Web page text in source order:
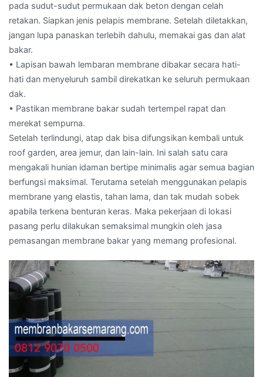
pada sudut-sudut permukaan dak beton dengan celah
retakan. Siapkan jenis pelapis membrane. Setelah diletakkan,
jangan lupa panaskan terlebih dahulu, memakai gas dan alat
bakar.
• Lapisan bawah lembaran membrane dibakar secara hati-
hati dan menyeluruh sambil direkatkan ke seluruh permukaan
dak.
• Pastikan membrane bakar sudah tertempel rapat dan
merekat sempurna.
Setelah terlindungi, atap dak bisa difungsikan kembali untuk
roof garden, area jemur, dan lain-lain. Ini salah satu cara
mengakali hunian idaman bertipe minimalis agar semua bagian
berfungsi maksimal. Terutama setelah menggunakan pelapis
membrane yang elastis, tahan lama, dan tak mudah sobek
apabila terkena benturan keras. Maka pekerjaan di lokasi
pasang perlu dilakukan semaksimal mungkin oleh jasa
pemasangan membrane bakar yang memang profesional.